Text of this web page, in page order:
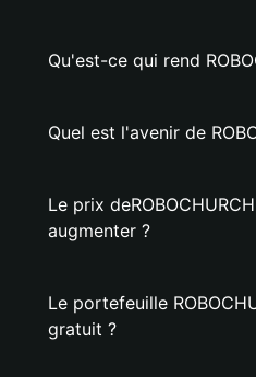
Qu'est-ce qui rend
Quel est l'avenir de
Le prix
augmenter ?
Le portefeuille
gratuit ?